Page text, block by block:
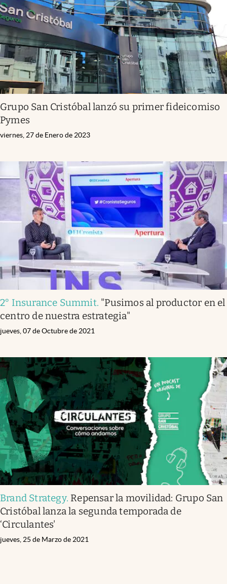
Grupo San Cristóbal lanzó su primer fideicomiso
Pymes
viernes, 27 de Enero de 2023
2° Insurance Summit. "Pusimos al productor en el
centro de nuestra estrategia"
jueves, 07 de Octubre de 2021
Brand Strategy. Repensar la movilidad: Grupo San
Cristóbal lanza la segunda temporada de
‘Circulantes'
jueves, 25 de Marzo de 2021